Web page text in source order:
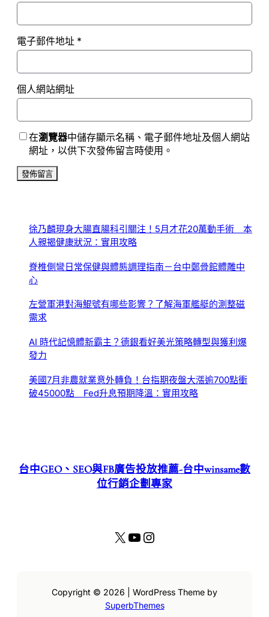
電子郵件地址 *
個人網站網址
在瀏覽器中儲存顯示名稱、電子郵件地址及個人網站
網址，以供下次發佈留言時使用。
徐乃麟現身大腸直腸科引關注！5月才花20萬動手術 本
人親揭健康狀況：實用攻略
脊椎側彎日常保健與體態調理指南－台中鄭骨館體雕中
心
左營軍港對海鯤號有哪些影響？了解海軍艦艇的測整磁
需求
AI 時代記憶體新霸主？德銀看好美光策略轉型與獲利爆
發力
美國7月非農就業意外轉負！台指期夜盤大漲逾700點衝
破45000點 Fed升息預期降溫：實用攻略
台中GEO、SEO與FB廣告投放推薦-台中winsame數
位行銷企劃專家
X YouTube Instagram
Copyright © 2026 | WordPress Theme by
SuperbThemes